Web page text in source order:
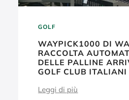
GOLF
WAYPICK1000 DI
RACCOLTA
DELLE PALLINE
GOLF CLUB ITALIANI
Leggi di più